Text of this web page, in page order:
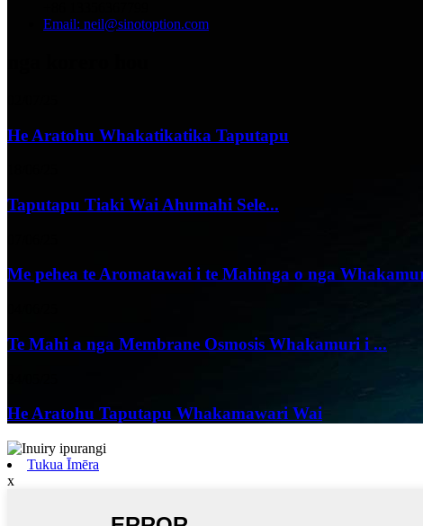
Email: neil@sinotoption.com
He Aratohu Whakatikatika Taputapu
Taputapu Tiaki Wai Ahumahi Sele...
Me pehea te Aromatawai i te Mahinga o nga
Te Mahi a nga Membrane Osmosis Whakamuri i ...
He Aratohu Taputapu Whakamawari Wai
Tukua Īmēra
x